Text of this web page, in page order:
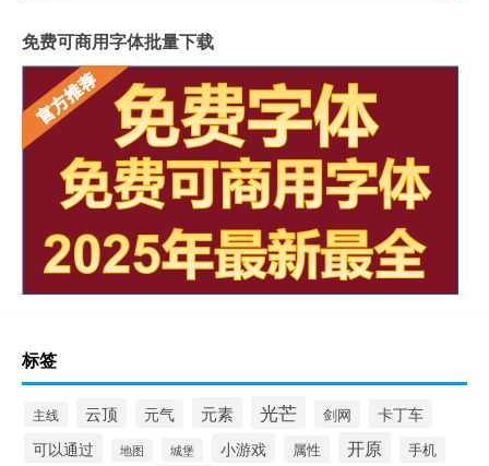
免费可商用字体批量下载
标签
主线 云顶 元气 元素 光芒 剑网 卡丁车
可以通过 地图 城堡 小游戏 属性 开原 手机